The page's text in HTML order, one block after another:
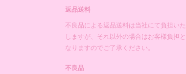
返品送料
不良品による返品送料は当社にて負担いた
しますが、それ以外の場合はお客様負担と
なりますのでご了承ください。
不良品